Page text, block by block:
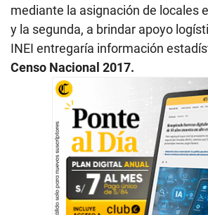
mediante la asignación de locales
y la segunda, a brindar apoyo
INEI entregaría información
Censo Nacional 2017.